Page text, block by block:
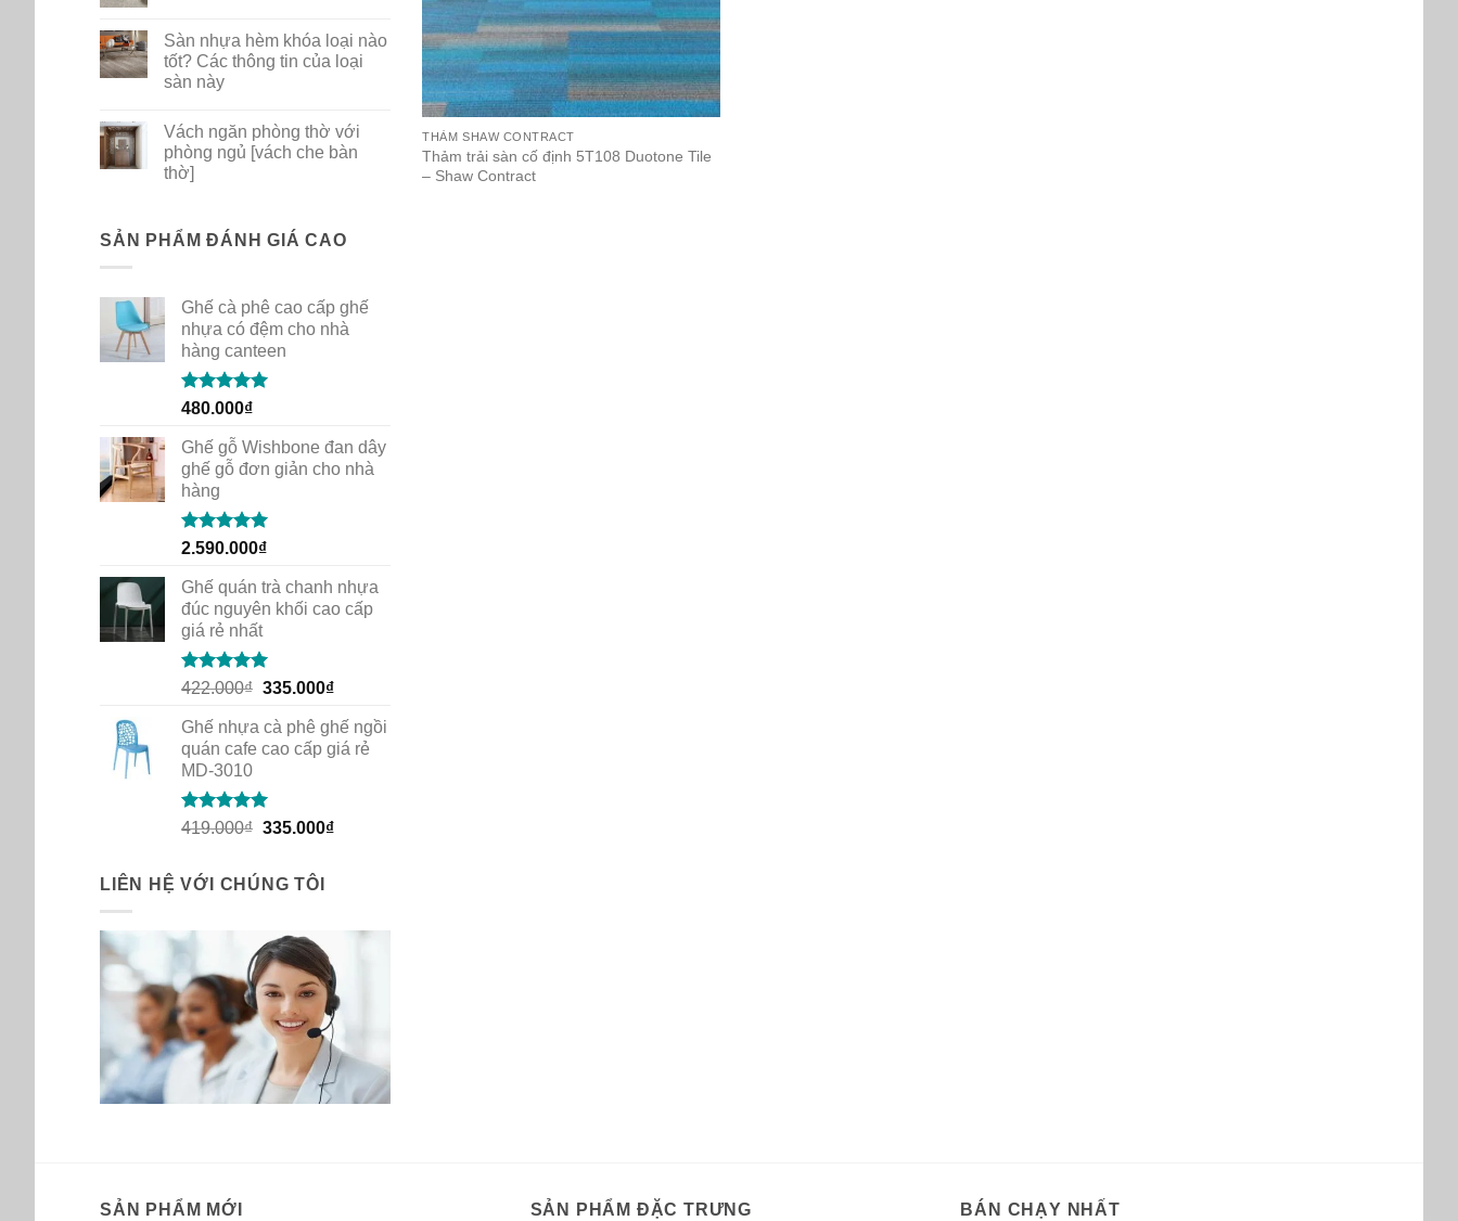
PP
dùng
cho
gia
cafe
on
Bộ
sưu
tập
New
Path
của
Shaw
Contract
Sàn nhựa hèm khóa loại nào
tốt? Các thông tin của loại
sàn này
on
Sàn
nhựa
hèm
tốt?
Các
loại
sàn
Vách ngăn phòng thờ với
phòng ngủ [vách che bàn
thờ]
Vách
phòng
ngủ
[vách
bàn
thờ]
SẢN PHẨM ĐÁNH GIÁ CAO
Ghế cà phê cao cấp ghế
nhựa có đệm cho nhà
hàng canteen
Rated5.00
480.000₫
Ghế gỗ Wishbone đan dây
ghế gỗ đơn giản cho nhà
hàng
Rated5.00
2.590.000₫
Ghế quán trà chanh nhựa
đúc nguyên khối cao cấp
giá rẻ nhất
Rated5.00
422.000₫ Original
was:
422.000₫.
335.000₫Current
is:
335.000₫.
Ghế nhựa cà phê ghế ngồi
quán cafe cao cấp giá rẻ
MD-3010
Rated5.00
419.000₫ Original
419.000₫.
335.000₫Current
LIÊN HỆ VỚI CHÚNG TÔI
THẢM SHAW CONTRACT
Thảm trải sàn cố định 5T108 Duotone Tile
– Shaw Contract
SẢN PHẨM MỚI SẢN PHẨM ĐẶC TRƯNG BÁN CHẠY NHẤT